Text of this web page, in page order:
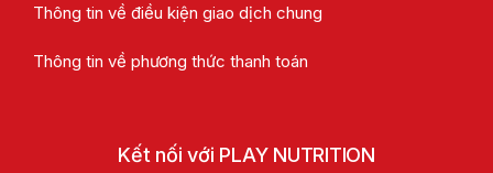
Thông tin về điều kiện giao dịch chung
Thông tin về phương thức thanh toán
Kết nối với PLAY NUTRITION